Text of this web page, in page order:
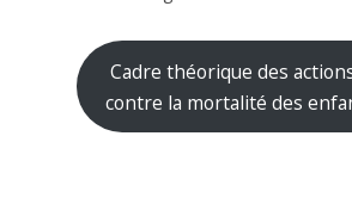
Cadre théorique des
contre la mortalité des